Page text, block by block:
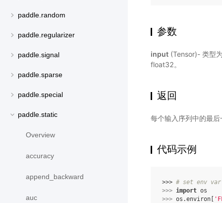
paddle.random
paddle.regularizer
paddle.signal
paddle.sparse
paddle.special
paddle.static
Overview
accuracy
append_backward
auc
参数
input (Tensor)- 类型
float32。
返回
每个输入序列中的最
代码示例
>>> # set env var
>>> import os
>>> os .environ